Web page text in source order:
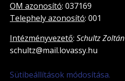
OM azonosító: 037169
Telephely azonosító: 001
Intézményvezető: Schultz Zoltán
schultz@mail.lovassy.hu
Sütibeállítások módosítása.